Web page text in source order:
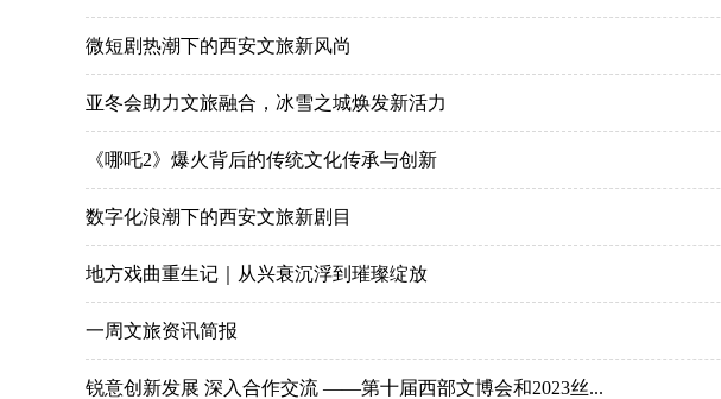
微短剧热潮下的西安文旅新风尚
亚冬会助力文旅融合，冰雪之城焕发新活力
《哪吒2》爆火背后的传统文化传承与创新
数字化浪潮下的西安文旅新剧目
地方戏曲重生记｜从兴衰沉浮到璀璨绽放
一周文旅资讯简报
锐意创新发展 深入合作交流 ——第十届西部文博会和2023丝...